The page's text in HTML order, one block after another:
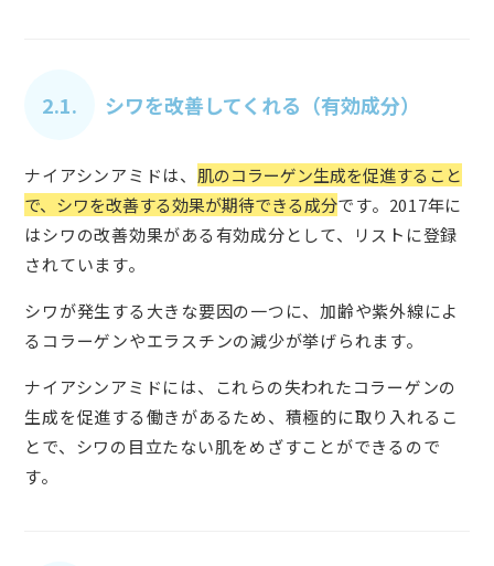
2.1. シワを改善してくれる（有効成分）
ナイアシンアミドは、 肌のコラーゲン生成を促進すること
で、シワを改善する効果が期待できる成分です。2017年に
はシワの改善効果がある有効成分として、リストに登録
されています。
シワが発生する大きな要因の一つに、加齢や紫外線によ
るコラーゲンやエラスチンの減少が挙げられます。
ナイアシンアミドには、これらの失われたコラーゲンの
生成を促進する働きがあるため、積極的に取り入れるこ
とで、シワの目立たない肌をめざすことができるので
す。